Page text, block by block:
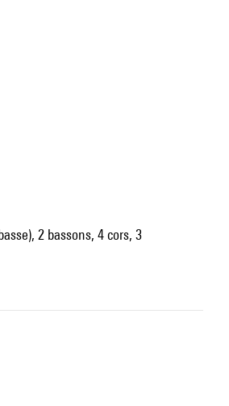
2 bassons, 4 cors, 3